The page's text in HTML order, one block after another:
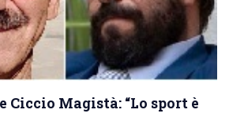
Magistà: “Lo sport è